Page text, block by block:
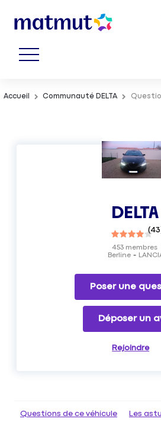
Accueil Communauté DELTA
DELTA
(43
Berline
453 membres
Poser une
Déposer un
Rejoindre
Questions de ce véhicule Les